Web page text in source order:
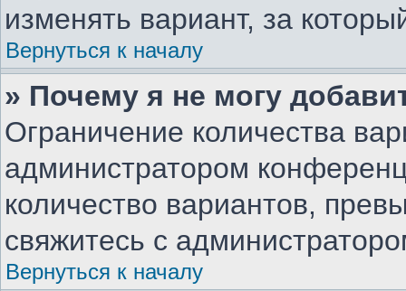
изменять вариант, за
Вернуться к началу
» Почему я не могу
Ограничение количества
администратором
количество вариантов,
свяжитесь с
Вернуться к началу